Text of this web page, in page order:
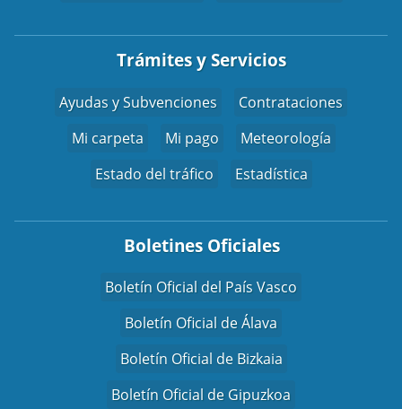
Trámites y Servicios
Ayudas y Subvenciones
Contrataciones
Mi carpeta
Mi pago
Meteorología
Estado del tráfico
Estadística
Boletines Oficiales
Boletín Oficial del País Vasco
Boletín Oficial de Álava
Boletín Oficial de Bizkaia
Boletín Oficial de Gipuzkoa